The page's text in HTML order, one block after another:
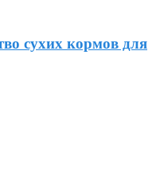
сухих кормов для